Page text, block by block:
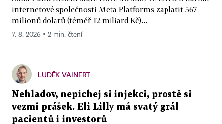
internetové společnosti Meta Platforms zaplatit 567
milionů dolarů (téměř 12 miliard Kč)...
7. 8. 2026 ▪ 2 min. čtení
LUDĚK VAINERT
Nehladov, nepíchej si injekci, prostě si
vezmi prášek. Eli Lilly má svatý grál
pacientů i investorů